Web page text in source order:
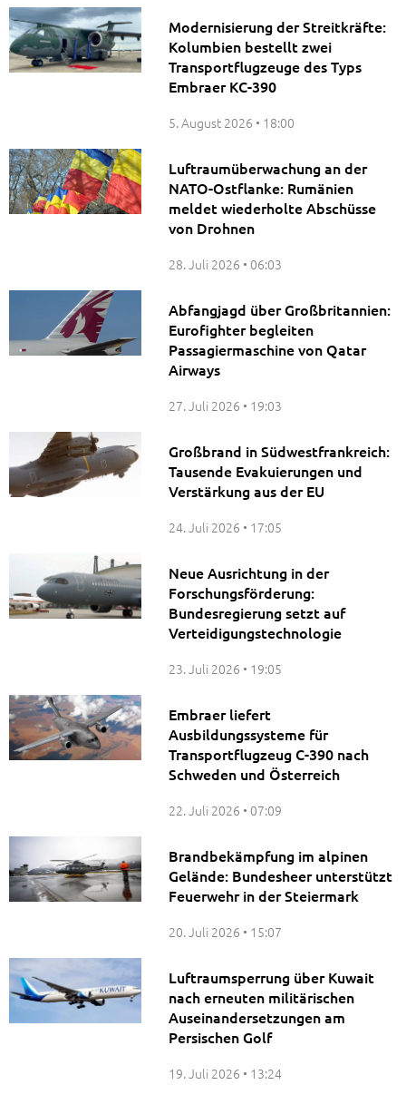
Modernisierung der Streitkräfte:
Kolumbien bestellt zwei
Transportflugzeuge des Typs
Embraer KC-390
5. August 2026 18:00
Luftraumüberwachung an der
NATO-Ostflanke: Rumänien
meldet wiederholte Abschüsse
von Drohnen
28. Juli 2026 06:03
Abfangjagd über Großbritannien:
Eurofighter begleiten
Passagiermaschine von Qatar
Airways
27. Juli 2026 19:03
Großbrand in Südwestfrankreich:
Tausende Evakuierungen und
Verstärkung aus der EU
24. Juli 2026 17:05
Neue Ausrichtung in der
Forschungsförderung:
Bundesregierung setzt auf
Verteidigungstechnologie
23. Juli 2026 19:05
Embraer liefert
Ausbildungssysteme für
Transportflugzeug C-390 nach
Schweden und Österreich
22. Juli 2026 07:09
Brandbekämpfung im alpinen
Gelände: Bundesheer unterstützt
Feuerwehr in der Steiermark
20. Juli 2026 15:07
Luftraumsperrung über Kuwait
nach erneuten militärischen
Auseinandersetzungen am
Persischen Golf
19. Juli 2026 13:24
Verkehrszahlen im Sommerreiseverkehr: